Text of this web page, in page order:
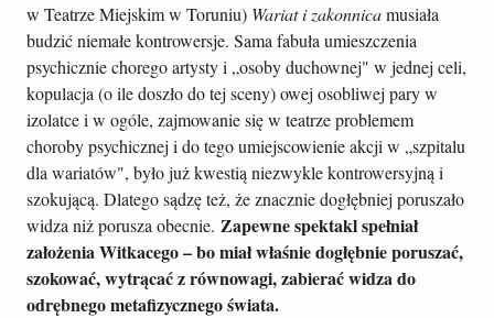
w Teatrze Miejskim w Toruniu) Wariat i zakonnicamusiała
budzić niemałe kontrowersje. Sama fabuła umieszczenia
psychicznie chorego artysty i „osoby duchownej" w jednej celi,
kopulacja (o ile doszło do tej sceny) owej osobliwej pary w
izolatce i w ogóle, zajmowanie się w teatrze problemem
choroby psychicznej i do tego umiejscowienie akcji w „szpitalu
dla wariatów", było już kwestią niezwykle kontrowersyjną i
szokującą. Dlatego sądzę też, że znacznie dogłębniej poruszało
widza niż porusza obecnie. Zapewne spektakl spełniał
założenia Witkacego – bo miał właśnie dogłębnie poruszać,
szokować, wytrącać z równowagi, zabierać widza do
odrębnego metafizycznego świata.